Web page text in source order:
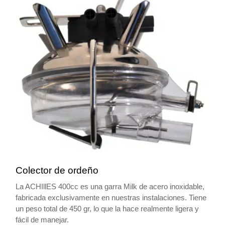
Colector de ordeño
La ACHIllES 400cc es una garra Milk de acero inoxidable,
fabricada exclusivamente en nuestras instalaciones. Tiene
un peso total de 450 gr, lo que la hace realmente ligera y
fácil de manejar.